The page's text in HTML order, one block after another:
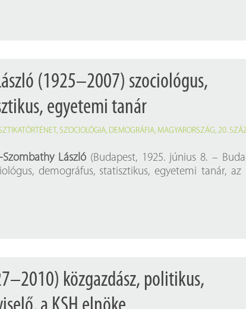
(1925–2007) szociológus,
egyetemi tanár
,SZOCIOLÓGIA, DEMOGRÁFIA, MAGYARORSZÁG,20.
Szombathy László(Budapest, 1925. június 8. –
demográfus, statisztikus, egyetemi tanár, az
közgazdász, politikus,